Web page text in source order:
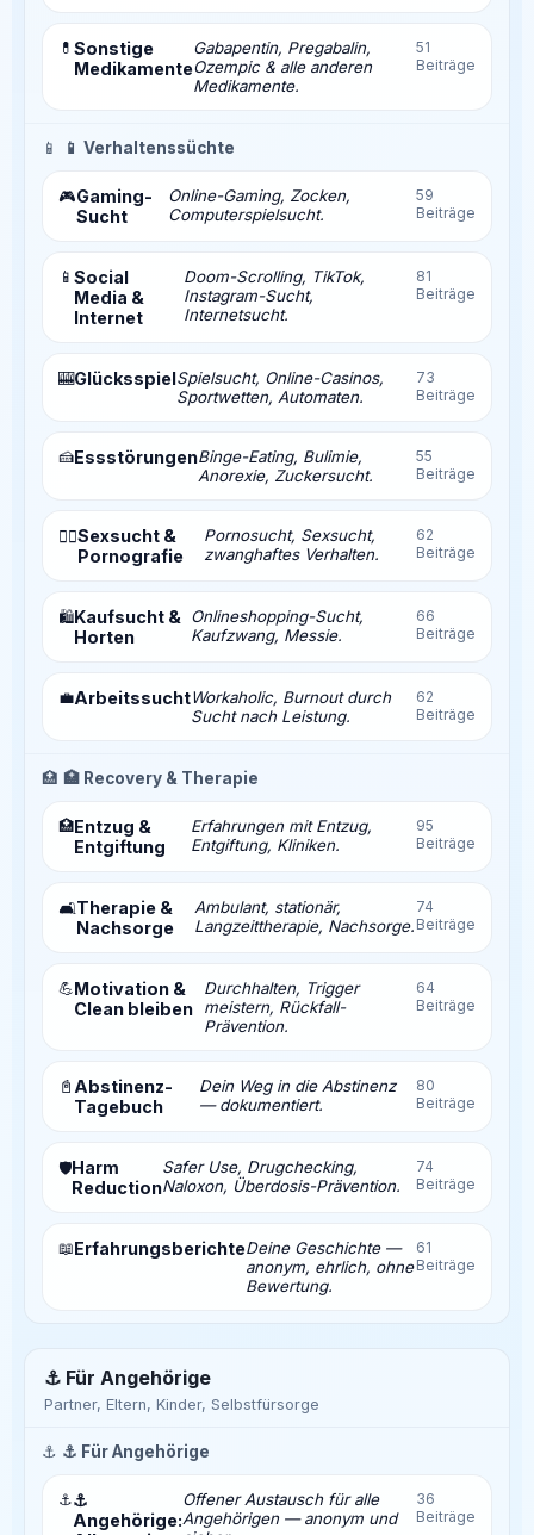
💊 Sonstige
Medikamente
Gabapentin, Pregabalin,
Ozempic & alle anderen
Medikamente.
51
Beiträge
📱 📱 Verhaltenssüchte
🎮Gaming-
Sucht
Online-Gaming, Zocken,
Computerspielsucht.
59
Beiträge
📱 Social
Media &
Internet
Doom-Scrolling, TikTok,
Instagram-Sucht,
Internetsucht.
81
Beiträge
🎰GlücksspielSpielsucht, Online-Casinos,
Sportwetten, Automaten.
73
Beiträge
🍰EssstörungenBinge-Eating, Bulimie,
Anorexie, Zuckersucht.
55
Beiträge
❤️‍🔥Sexsucht &
Pornografie
Pornosucht, Sexsucht,
zwanghaftes Verhalten.
62
Beiträge
🛍️Kaufsucht &
Horten
Onlineshopping-Sucht,
Kaufzwang, Messie.
66
Beiträge
💼ArbeitssuchtWorkaholic, Burnout durch
Sucht nach Leistung.
62
Beiträge
🏥 🏥 Recovery & Therapie
🏥Entzug &
Entgiftung
Erfahrungen mit Entzug,
Entgiftung, Kliniken.
95
Beiträge
🛋️Therapie &
Nachsorge
Ambulant, stationär,
Langzeittherapie, Nachsorge.
74
Beiträge
💪Motivation &
Clean bleiben
Durchhalten, Trigger
meistern, Rückfall-
Prävention.
64
Beiträge
📓 Abstinenz-
Tagebuch
Dein Weg in die Abstinenz
— dokumentiert.
80
Beiträge
🛡️Harm
Reduction
Safer Use, Drugchecking,
Naloxon, Überdosis-Prävention.
74
Beiträge
📖ErfahrungsberichteDeine Geschichte —
anonym, ehrlich, ohne
Bewertung.
61
Beiträge
⚓ Für Angehörige
Partner, Eltern, Kinder, Selbstfürsorge
⚓ ⚓ Für Angehörige
⚓⚓
Angehörige:
Offener Austausch für alle
Angehörigen — anonym und
36
Beiträge